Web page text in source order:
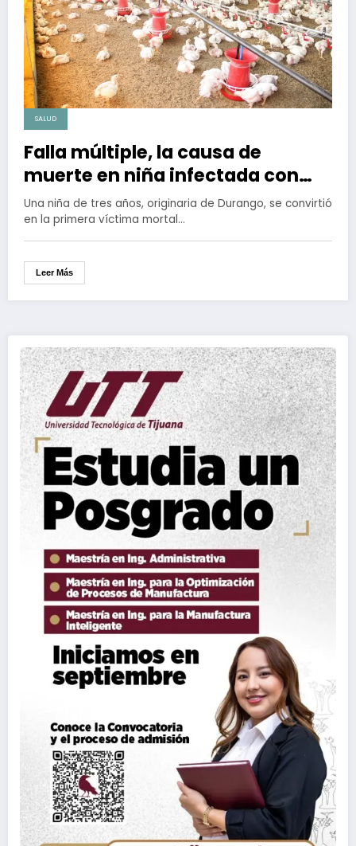
SALUD
Falla múltiple, la causa de
muerte en niña infectada con
gripe aviar
Una niña de tres años, originaria de Durango, se convirtió
en la primera víctima mortal…
Leer Más